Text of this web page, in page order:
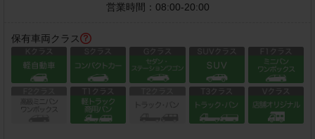
営業時間： 08:00-20:00
保有車両クラス